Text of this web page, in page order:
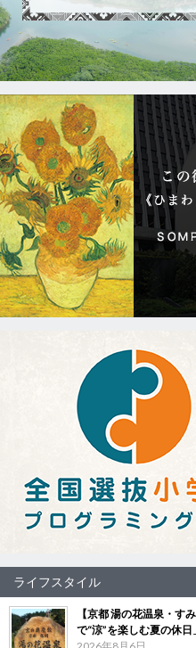
ライフスタイル
【京都 湯の花温泉・す
で“涼”を楽しむ夏の休